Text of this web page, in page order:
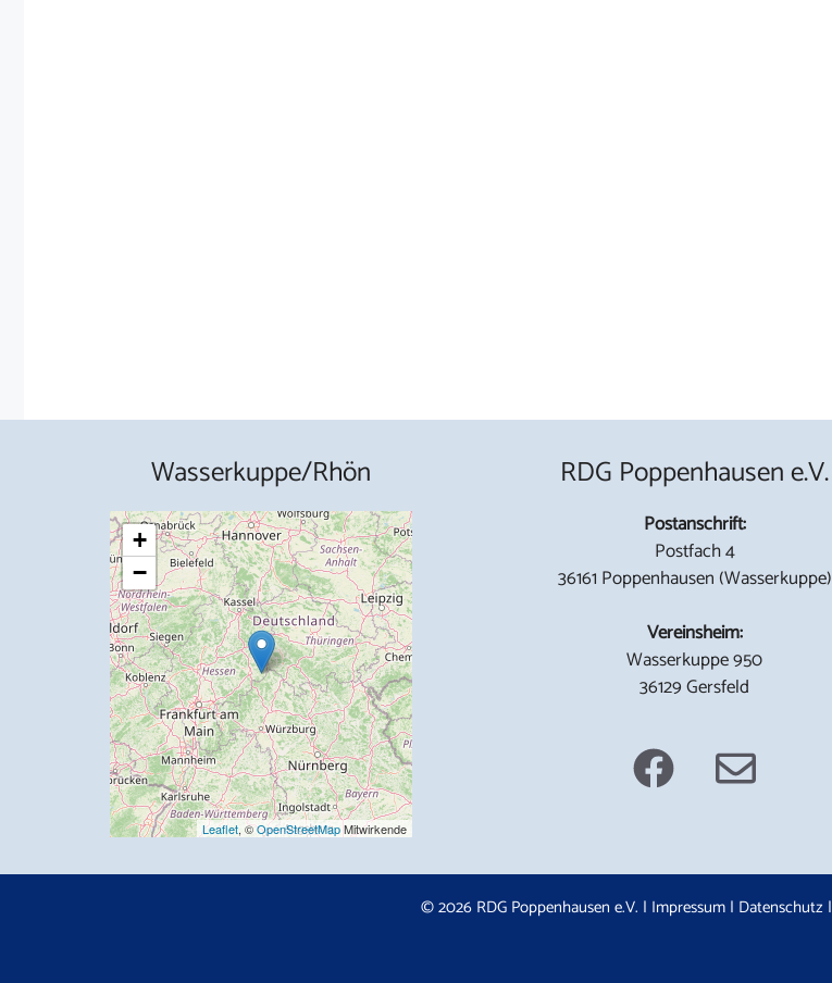
Wasserkuppe/Rhön
+
−
Leaflet, ©OpenStreetMapMitwirkende
RDG Poppenhausen e.V.
Postanschrift:
Postfach 4
36161 Poppenhausen (Wasserkuppe)
Vereinsheim:
Wasserkuppe 950
36129 Gersfeld
© 2026 RDG Poppenhausen e.V. | Impressum| Datenschutz |